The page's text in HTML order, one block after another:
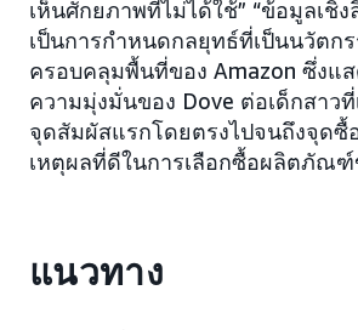
เห็นศักยภาพที่ไม่ได้ใช้” “ข้อมูลเชิง
เป็นการกำหนดกลยุทธ์ที่เป็นนวัตก
ครอบคลุมพื้นที่ของ Amazon ซึ่งแส
ความมุ่งมั่นของ Dove ต่อเด็กสาว
จุดสัมผัสแรกโดยตรงไปจนถึงจุดซื้
เหตุผลที่ดีในการเลือกซื้อผลิตภัณฑ์
แนวทาง